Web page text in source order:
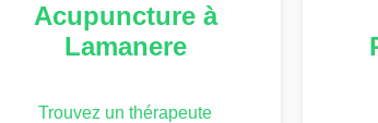
Acupuncture à
Lamanere
Trouvez un thérapeute